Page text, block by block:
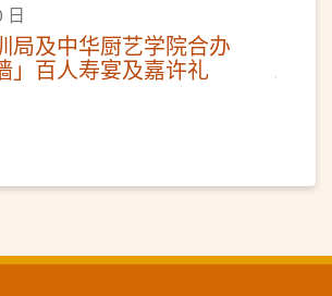
日
局及中华厨艺学院合办
」百人寿宴及嘉许礼